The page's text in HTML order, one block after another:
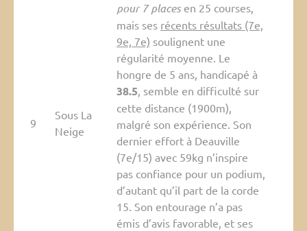
9
Sous La
Neige
pour 7 placesen 25 courses,
mais ses récents résultats (7e,
9e, 7e) soulignent une
régularité moyenne. Le
hongre de 5 ans, handicapé à
38.5, semble en difficulté sur
cette distance (1900m),
malgré son expérience. Son
dernier effort à Deauville
(7e/15) avec 59kg n’inspire
pas confiance pour un podium,
d’autant qu’il part de la corde
15. Son entourage n’a pas
émis d’avis favorable, et ses